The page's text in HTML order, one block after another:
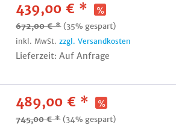
439,00 € *
672,00 € * (35% gespart)
inkl. MwSt.zzgl. Versandkosten
Lieferzeit: Auf Anfrage
489,00 € *
745,00 € * (34% gespart)